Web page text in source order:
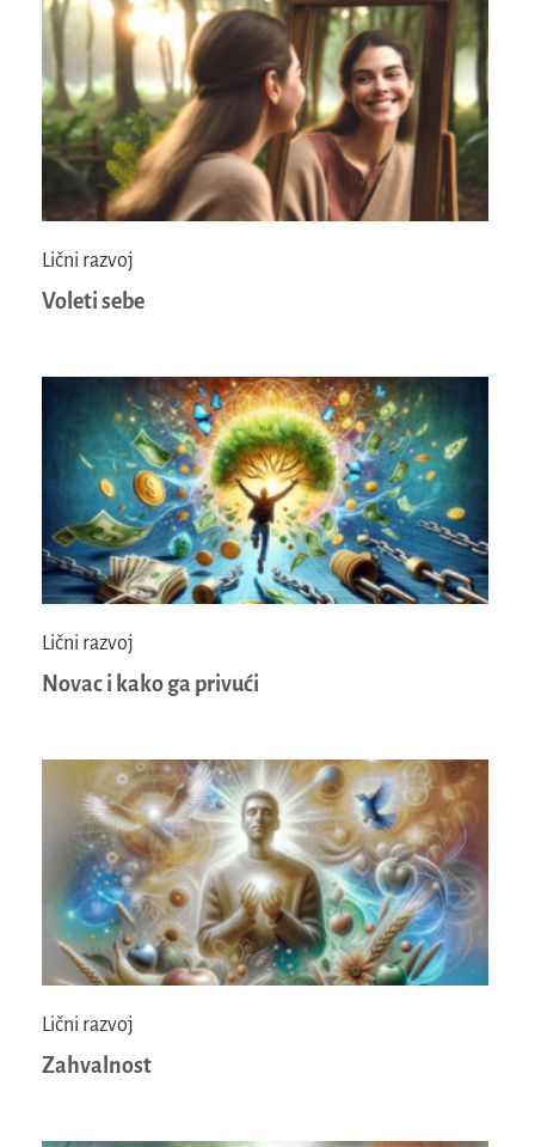
Lični razvoj
Voleti sebe
Lični razvoj
Novac i kako ga privući
Lični razvoj
Zahvalnost